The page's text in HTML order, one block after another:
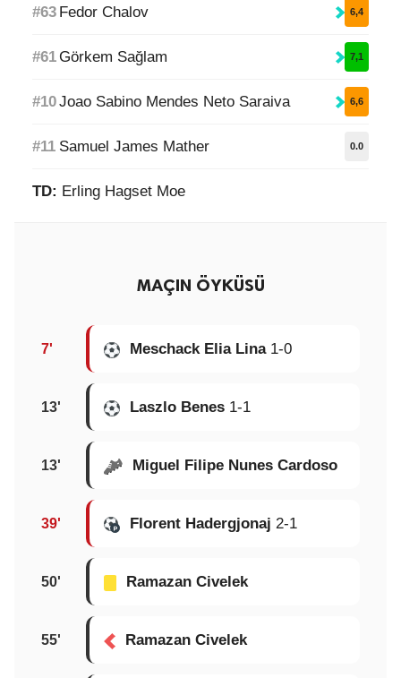
#63 Fedor Chalov 6,4
#61Görkem Sağlam 7,1
#10Joao Sabino Mendes Neto Saraiva 6,6
#11 Samuel James Mather 0.0
TD: Erling Hagset Moe
MAÇIN ÖYKÜSÜ
7' Meschack Elia Lina1-0
13' Laszlo Benes 1-1
13' Miguel Filipe Nunes Cardoso
39' Florent Hadergjonaj 2-1
50' Ramazan Civelek
55' Ramazan Civelek